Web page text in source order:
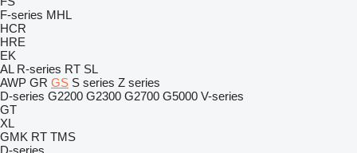
F-series MHL
HCR
HRE
EK
AL R-series RT SL
AWP GR GS S series Z series
D-series G2200 G2300 G2700 G5000 V-series
GT
XL
GMK RT TMS
D-series